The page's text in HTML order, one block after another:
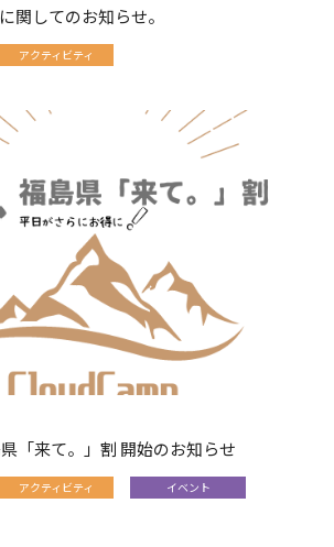
関してのお知らせ。
アクティビティ
「来て。」割 開始のお知らせ
アクティビティ イベント